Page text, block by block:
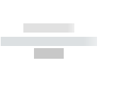
------------
----------- -----------